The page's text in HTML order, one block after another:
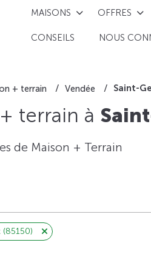
MAISONS OFFRES
CONSEILS NOUS
+ terrain Vendée Saint-
terrain à
de Maison + Terrain